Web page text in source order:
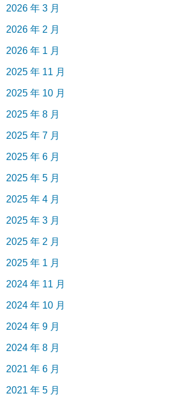
2026 年 3 月
2026 年 2 月
2026 年 1 月
2025 年 11 月
2025 年 10 月
2025 年 8 月
2025 年 7 月
2025 年 6 月
2025 年 5 月
2025 年 4 月
2025 年 3 月
2025 年 2 月
2025 年 1 月
2024 年 11 月
2024 年 10 月
2024 年 9 月
2024 年 8 月
2021 年 6 月
2021 年 5 月